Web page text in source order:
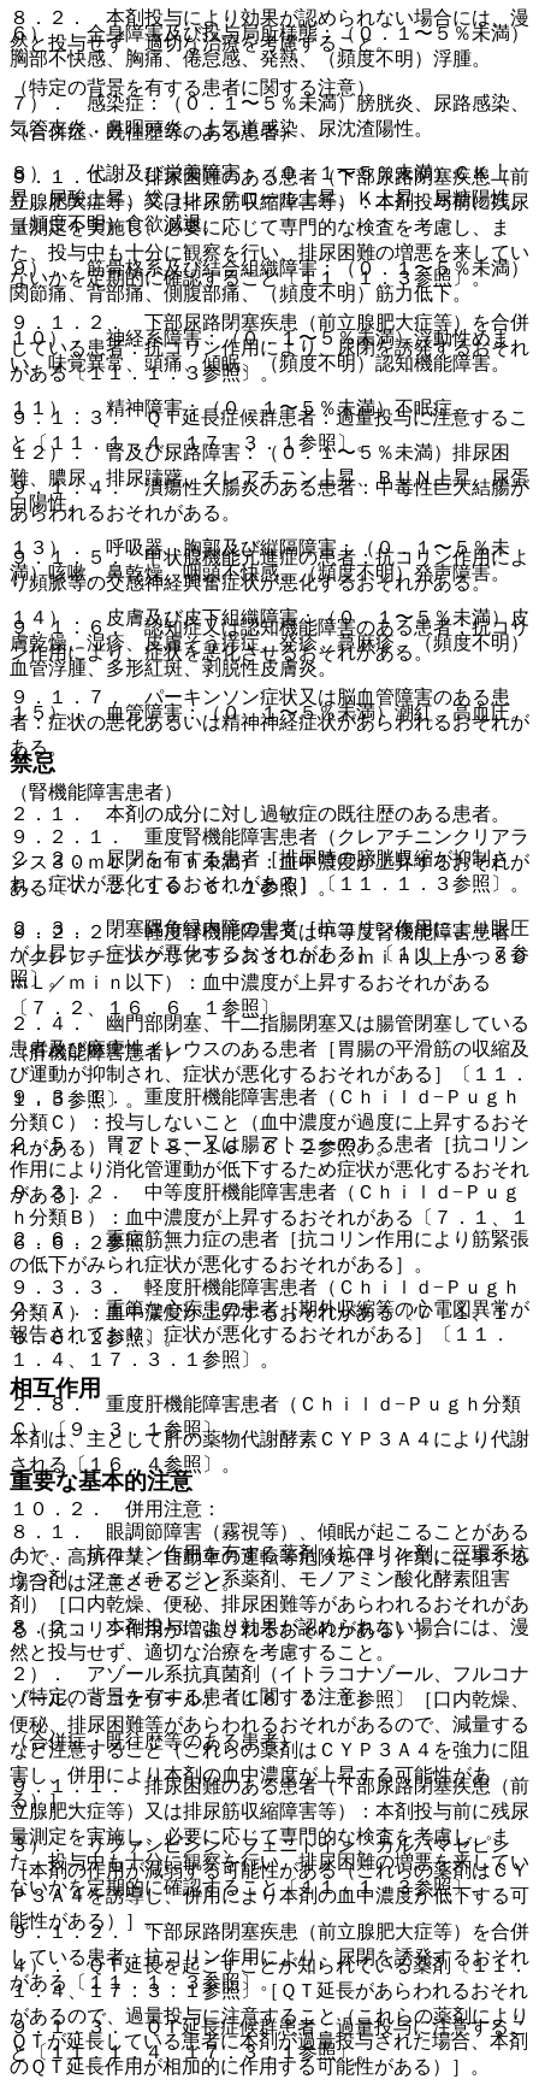
８．２． 本剤投与により効果が認められない場合には、漫
然と投与せず、適切な治療を考慮すること。
（特定の背景を有する患者に関する注意）
（合併症・既往歴等のある患者）
９．１．１． 排尿困難のある患者（下部尿路閉塞疾患（前
立腺肥大症等）又は排尿筋収縮障害等）：本剤投与前に残尿
量測定を実施し、必要に応じて専門的な検査を考慮し、ま
た、投与中も十分に観察を行い、排尿困難の増悪を来してい
ないかを定期的に確認すること〔１１．１．３参照〕。
９．１．２． 下部尿路閉塞疾患（前立腺肥大症等）を合併
している患者：抗コリン作用により、尿閉を誘発するおそれ
がある〔１１．１．３参照〕。
９．１．３． ＱＴ延長症候群患者：過量投与に注意するこ
と〔１１．１．４、１７．３．１参照〕。
９．１．４． 潰瘍性大腸炎のある患者：中毒性巨大結腸が
あらわれるおそれがある。
９．１．５． 甲状腺機能亢進症の患者：抗コリン作用によ
り頻脈等の交感神経興奮症状が悪化するおそれがある。
９．１．６． 認知症又は認知機能障害のある患者：抗コリ
ン作用により、症状を悪化させるおそれがある。
９．１．７． パーキンソン症状又は脳血管障害のある患
者：症状の悪化あるいは精神神経症状があらわれるおそれが
ある。
（腎機能障害患者）
９．２．１． 重度腎機能障害患者（クレアチニンクリアラ
ンス３０ｍＬ／ｍｉｎ未満）：血中濃度が上昇するおそれが
ある〔７．２、１６．６．１参照〕。
９．２．２． 軽度腎機能障害又は中等度腎機能障害患者
（クレアチニンクリアランス３０ｍＬ／ｍｉｎ以上かつ８０
ｍＬ／ｍｉｎ以下）：血中濃度が上昇するおそれがある
〔７．２、１６．６．１参照〕。
（肝機能障害患者）
９．３．１． 重度肝機能障害患者（Ｃｈｉｌｄ−Ｐｕｇｈ
分類Ｃ）：投与しないこと（血中濃度が過度に上昇するおそ
れがある）〔２．８、１６．６．２参照〕。
９．３．２． 中等度肝機能障害患者（Ｃｈｉｌｄ−Ｐｕｇ
ｈ分類Ｂ）：血中濃度が上昇するおそれがある〔７．１、１
６．６．２参照〕。
９．３．３． 軽度肝機能障害患者（Ｃｈｉｌｄ−Ｐｕｇｈ
分類Ａ）：血中濃度が上昇するおそれがある〔７．１、１
６．６．２参照〕。
相互作用
本剤は、主として肝の薬物代謝酵素ＣＹＰ３Ａ４により代謝
される〔１６．４参照〕。
１０．２． 併用注意：
１）． 抗コリン作用を有する薬剤（抗コリン剤、三環系抗
うつ剤、フェノチアジン系薬剤、モノアミン酸化酵素阻害
剤）［口内乾燥、便秘、排尿困難等があらわれるおそれがあ
る（抗コリン作用が増強されるおそれがある）］。
２）． アゾール系抗真菌剤（イトラコナゾール、フルコナ
ゾール、ミコナゾール）〔１６．７．１参照〕［口内乾燥、
便秘、排尿困難等があらわれるおそれがあるので、減量する
など注意すること（これらの薬剤はＣＹＰ３Ａ４を強力に阻
害し、併用により本剤の血中濃度が上昇する可能性があ
る）］。
３）． リファンピシン、フェニトイン、カルバマゼピン
［本剤の作用が減弱する可能性がある（これらの薬剤はＣＹ
Ｐ３Ａ４を誘導し、併用により本剤の血中濃度が低下する可
能性がある）］。
４）． ＱＴ延長を起こすことが知られている薬剤〔１１．
１．４、１７．３．１参照〕［ＱＴ延長があらわれるおそれ
があるので、過量投与に注意すること（これらの薬剤により
ＱＴが延長している患者に本剤が過量投与された場合、本剤
のＱＴ延長作用が相加的に作用する可能性がある）］。
６）． 全身障害及び投与局所様態：（０．１〜５％未満）
胸部不快感、胸痛、倦怠感、発熱、（頻度不明）浮腫。
７）． 感染症：（０．１〜５％未満）膀胱炎、尿路感染、
気管支炎、鼻咽頭炎、上気道感染、尿沈渣陽性。
８）． 代謝及び栄養障害：（０．１〜５％未満）ＣＫ上
昇、尿酸上昇、総コレステロール上昇、Ｋ上昇、尿糖陽性、
（頻度不明）食欲減退。
９）． 筋骨格系及び結合組織障害：（０．１〜５％未満）
関節痛、背部痛、側腹部痛、（頻度不明）筋力低下。
１０）． 神経系障害：（０．１〜５％未満）浮動性めま
い、味覚異常、頭痛、傾眠、（頻度不明）認知機能障害。
１１）． 精神障害：（０．１〜５％未満）不眠症。
１２）． 腎及び尿路障害：（０．１〜５％未満）排尿困
難、膿尿、排尿躊躇、クレアチニン上昇、ＢＵＮ上昇、尿蛋
白陽性。
１３）． 呼吸器、胸郭及び縦隔障害：（０．１〜５％未
満）咳嗽、鼻乾燥、咽頭不快感、（頻度不明）発声障害。
１４）． 皮膚及び皮下組織障害：（０．１〜５％未満）皮
膚乾燥、湿疹、皮膚そう痒症、発疹、蕁麻疹、（頻度不明）
血管浮腫、多形紅斑、剥脱性皮膚炎。
１５）． 血管障害：（０．１〜５％未満）潮紅、高血圧。
禁忌
２．１． 本剤の成分に対し過敏症の既往歴のある患者。
２．２． 尿閉を有する患者［排尿時の膀胱収縮が抑制さ
れ、症状が悪化するおそれがある］〔１１．１．３参照〕。
２．３． 閉塞隅角緑内障の患者［抗コリン作用により眼圧
が上昇し、症状が悪化するおそれがある］〔１１．１．７参
照〕。
２．４． 幽門部閉塞、十二指腸閉塞又は腸管閉塞している
患者及び麻痺性イレウスのある患者［胃腸の平滑筋の収縮及
び運動が抑制され、症状が悪化するおそれがある］〔１１．
１．５参照〕。
２．５． 胃アトニー又は腸アトニーのある患者［抗コリン
作用により消化管運動が低下するため症状が悪化するおそれ
がある］。
２．６． 重症筋無力症の患者［抗コリン作用により筋緊張
の低下がみられ症状が悪化するおそれがある］。
２．７． 重篤な心疾患の患者［期外収縮等の心電図異常が
報告されており、症状が悪化するおそれがある］〔１１．
１．４、１７．３．１参照〕。
２．８． 重度肝機能障害患者（Ｃｈｉｌｄ−Ｐｕｇｈ分類
Ｃ）〔９．３．１参照〕。
重要な基本的注意
８．１． 眼調節障害（霧視等）、傾眠が起こることがある
ので、高所作業、自動車の運転等危険を伴う作業に従事する
場合には注意させること。
８．２． 本剤投与により効果が認められない場合には、漫
然と投与せず、適切な治療を考慮すること。
（特定の背景を有する患者に関する注意）
（合併症・既往歴等のある患者）
９．１．１． 排尿困難のある患者（下部尿路閉塞疾患（前
立腺肥大症等）又は排尿筋収縮障害等）：本剤投与前に残尿
量測定を実施し、必要に応じて専門的な検査を考慮し、ま
た、投与中も十分に観察を行い、排尿困難の増悪を来してい
ないかを定期的に確認すること〔１１．１．３参照〕。
９．１．２． 下部尿路閉塞疾患（前立腺肥大症等）を合併
している患者：抗コリン作用により、尿閉を誘発するおそれ
がある〔１１．１．３参照〕。
９．１．３． ＱＴ延長症候群患者：過量投与に注意するこ
と〔１１．１．４、１７．３．１参照〕。